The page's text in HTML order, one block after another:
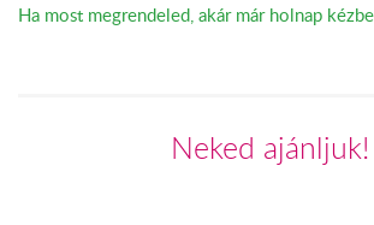
Ha most megrendeled, akár már holnap
Neked ajánljuk!